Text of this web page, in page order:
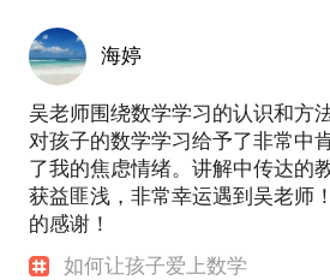
海婷
吴老师围绕数学学习的认识和方
对孩子的数学学习给予了非常中
了我的焦虑情绪。讲解中传达的
获益匪浅，非常幸运遇到吴老师
的感谢！
如何让孩子爱上数学